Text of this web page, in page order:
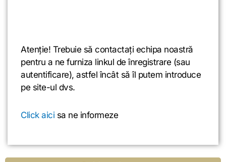
Atenţie! Trebuie să contactați echipa noastră
pentru a ne furniza linkul de înregistrare (sau
autentificare), astfel încât să îl putem introduce
pe site-ul dvs.
Click aici sa ne informeze